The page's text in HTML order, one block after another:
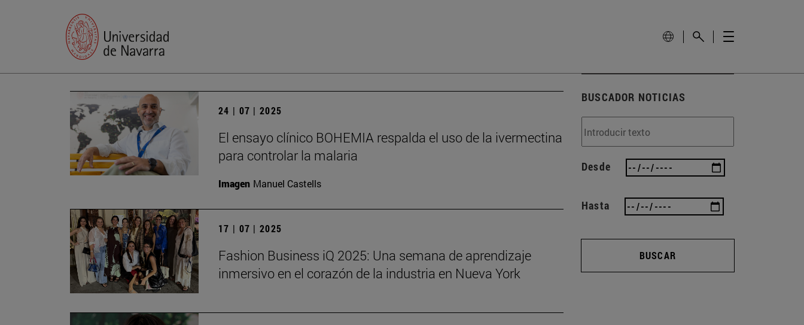
24 | 07 | 2025
El ensayo clínico BOHEMIA respalda el uso de la ivermectina
para controlar la malaria
Imagen Manuel Castells
17 | 07 | 2025
Fashion Business iQ 2025: Una semana de aprendizaje
inmersivo en el corazón de la industria en Nueva York
BUSCADOR NOTICIAS
Desde
Hasta
BUSCAR